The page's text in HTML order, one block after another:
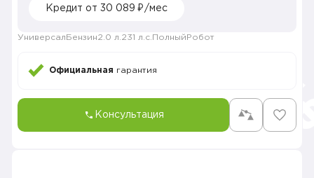
Кредит от 30 089 ₽/мес
Универсал Бензин2.0 л. 231 л.с. Полный Робот
Официальная гарантия
Консультация